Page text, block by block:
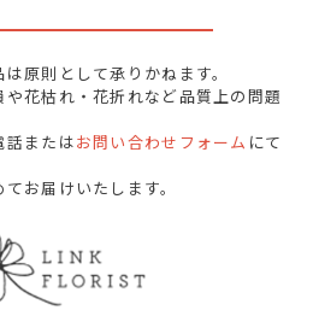
原則として承りかねます。
花枯れ・花折れなど品質上の問題
話またはお問い合わせフォーム にて
お届けいたします。